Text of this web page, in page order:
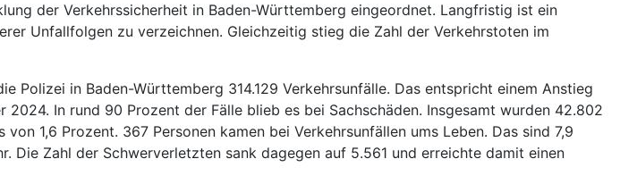
der Verkehrssicherheit in Baden-Württemberg eingeordnet. Langfristig ist ein
Unfallfolgen zu verzeichnen. Gleichzeitig stieg die Zahl der Verkehrstoten im
Polizei in Baden-Württemberg 314.129 Verkehrsunfälle. Das entspricht einem Anstieg
2024. In rund 90 Prozent der Fälle blieb es bei Sachschäden. Insgesamt wurden 42.802
von 1,6 Prozent. 367 Personen kamen bei Verkehrsunfällen ums Leben. Das sind 7,9
Die Zahl der Schwerverletzten sank dagegen auf 5.561 und erreichte damit einen